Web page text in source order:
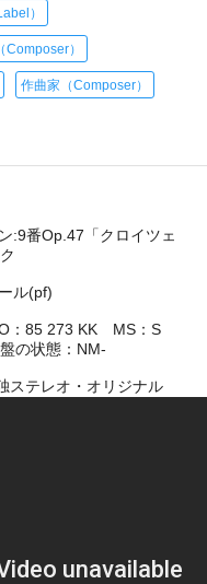
）
Composer）
作曲家（Composer）
:9番Op.47「クロイツェ
ル(pf)
：85 273 KK MS：S
の状態：NM-
ステレオ・オリジナル